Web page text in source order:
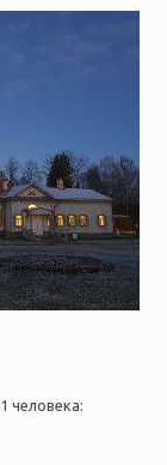
человека: